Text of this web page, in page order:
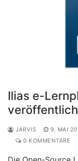
Ilias e-
JARVIS 9. MAI
0 KOMMENTARE